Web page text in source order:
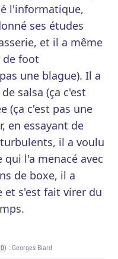
l'informatique,
ses études
et il a même
de foot
une blague). Il a
salsa (ça c'est
(ça c'est pas une
en essayant de
il a voulu
qui l'a menacé avec
de boxe, il a
et s'est fait virer du
) : Georges Biard